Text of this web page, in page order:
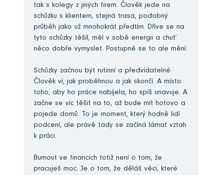
tak s kolegy z jiných firem. Člověk jede na
schůzku s klientem, stejná trasa, podobný
průběh jako už mnohokrát předtím. Dříve se na
tyto schůzky těšil, měl v sobě energii a chuť
něco dobře vymyslet. Postupně se to ale mění.
Schůzky začnou být rutinní a předvídatelné.
Člověk ví, jak proběhnou a jak skončí. A místo
toho, aby ho práce nabíjela, ho spíš unavuje. A
začne se víc těšit na to, až bude mít hotovo a
pojede domů. To je moment, který hodně lidí
podcení, ale právě tady se začíná lámat vztah
k práci.
Burnout ve financích totiž není o tom, že
pracuješ moc. Je o tom, že děláš věci, které